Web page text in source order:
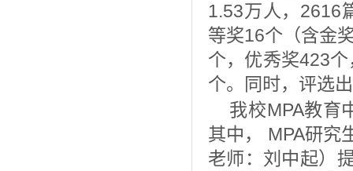
1.53万人，2616
等奖16个（含金
个，优秀奖423
个。同时，评选
我校MPA教育
其中， MPA研究
老师：刘中起）